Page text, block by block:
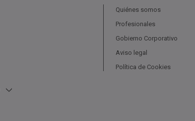
Quiénes somos
Profesionales
Gobierno Corporativo
Aviso legal
Política de Cookies